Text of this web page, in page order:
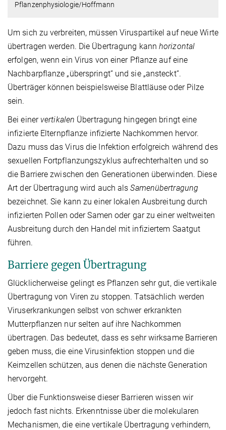
Pflanzenphysiologie/Hoffmann
Um sich zu verbreiten, müssen Viruspartikel auf neue Wirte
übertragen werden. Die Übertragung kannhorizontal
erfolgen, wenn ein Virus von einer Pflanze auf eine
Nachbarpflanze „überspringt“ und sie „ansteckt“.
Überträger können beispielsweise Blattläuse oder Pilze
sein.
Bei einer vertikalen Übertragung hingegen bringt eine
infizierte Elternpflanze infizierte Nachkommen hervor.
Dazu muss das Virus die Infektion erfolgreich während des
sexuellen Fortpflanzungszyklus aufrechterhalten und so
die Barriere zwischen den Generationen überwinden. Diese
Art der Übertragung wird auch alsSamenübertragung
bezeichnet. Sie kann zu einer lokalen Ausbreitung durch
infizierten Pollen oder Samen oder gar zu einer weltweiten
Ausbreitung durch den Handel mit infiziertem Saatgut
führen.
Barriere gegen Übertragung
Glücklicherweise gelingt es Pflanzen sehr gut, die vertikale
Übertragung von Viren zu stoppen. Tatsächlich werden
Viruserkrankungen selbst von schwer erkrankten
Mutterpflanzen nur selten auf ihre Nachkommen
übertragen. Das bedeutet, dass es sehr wirksame Barrieren
geben muss, die eine Virusinfektion stoppen und die
Keimzellen schützen, aus denen die nächste Generation
hervorgeht.
Über die Funktionsweise dieser Barrieren wissen wir
jedoch fast nichts. Erkenntnisse über die molekularen
Mechanismen, die eine vertikale Übertragung verhindern,